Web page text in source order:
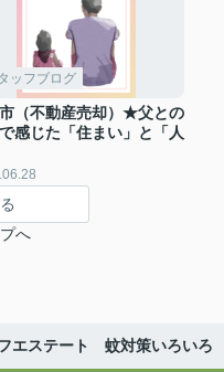
ッフブログ
（不動産売却）★父との
感じた「住まい」と「人
へ
エステート 蚊対策いろいろ